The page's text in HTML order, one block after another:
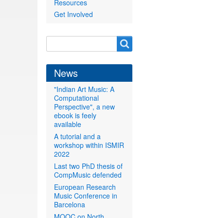
Resources
Get Involved
form
News
"Indian Art Music: A
Computational
Perspective", a new
ebook is feely
available
A tutorial and a
workshop within ISMIR
2022
Last two PhD thesis of
CompMusic defended
European Research
Music Conference in
Barcelona